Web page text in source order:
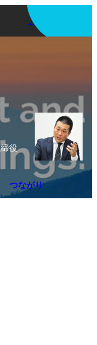
アプリを使う
役
つながり